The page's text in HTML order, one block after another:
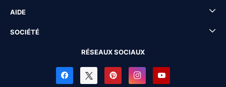
AIDE
SOCIÉTÉ
RÉSEAUX SOCIAUX